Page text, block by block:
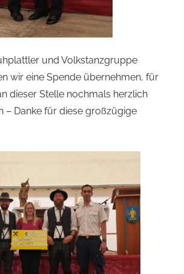
und Volkstanzgruppe
wir eine Spende übernehmen, für
dieser Stelle nochmals herzlich
– Danke für diese großzügige